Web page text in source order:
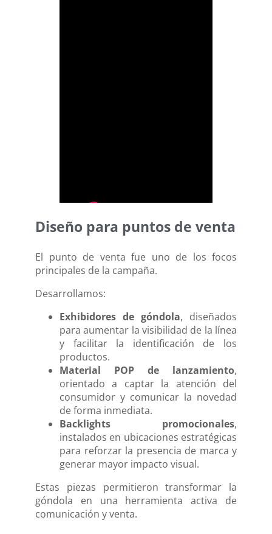
Diseño para puntos de venta
El punto de venta fue uno de los focos
principales de la campaña.
Desarrollamos:
Exhibidores de góndola, diseñados
para aumentar la visibilidad de la línea
y facilitar la identificación de los
productos.
Material POP de lanzamiento,
orientado a captar la atención del
consumidor y comunicar la novedad
de forma inmediata.
Backlights promocionales,
instalados en ubicaciones estratégicas
para reforzar la presencia de marca y
generar mayor impacto visual.
Estas piezas permitieron transformar la
góndola en una herramienta activa de
comunicación y venta.